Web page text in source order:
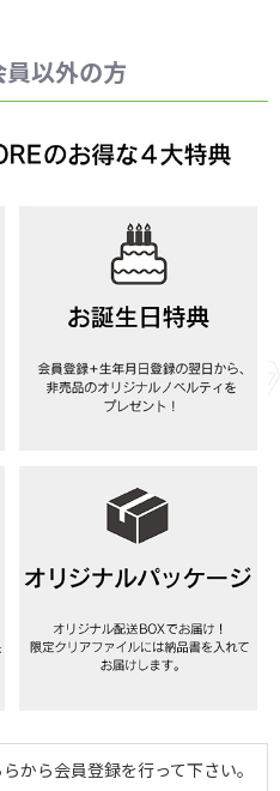
以外の方